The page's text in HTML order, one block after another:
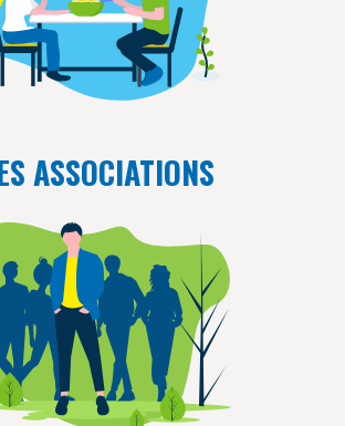
ASSOCIATIONS